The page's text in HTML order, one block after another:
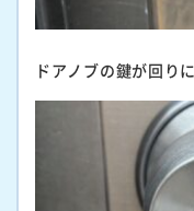
ドアノブの鍵が回り